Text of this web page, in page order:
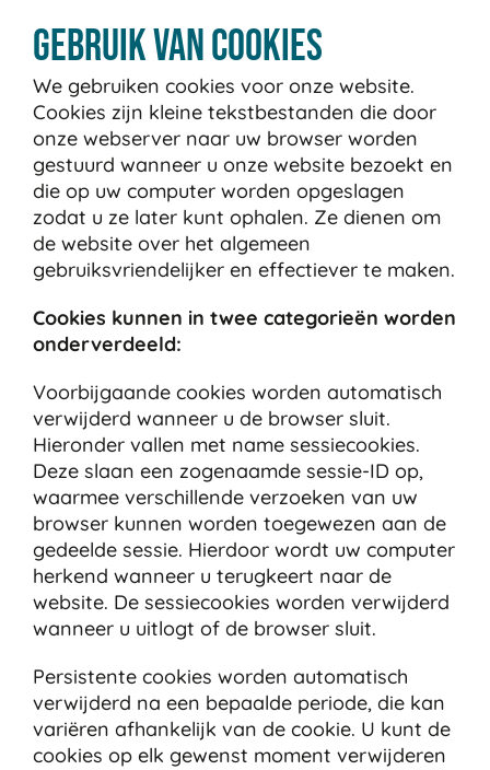
Gebruik van cookies
We gebruiken cookies voor onze website.
Cookies zijn kleine tekstbestanden die door
onze webserver naar uw browser worden
gestuurd wanneer u onze website bezoekt en
die op uw computer worden opgeslagen
zodat u ze later kunt ophalen. Ze dienen om
de website over het algemeen
gebruiksvriendelijker en effectiever te maken.
Cookies kunnen in twee categorieën worden
onderverdeeld:
Voorbijgaande cookies worden automatisch
verwijderd wanneer u de browser sluit.
Hieronder vallen met name sessiecookies.
Deze slaan een zogenaamde sessie-ID op,
waarmee verschillende verzoeken van uw
browser kunnen worden toegewezen aan de
gedeelde sessie. Hierdoor wordt uw computer
herkend wanneer u terugkeert naar de
website. De sessiecookies worden verwijderd
wanneer u uitlogt of de browser sluit.
Persistente cookies worden automatisch
verwijderd na een bepaalde periode, die kan
variëren afhankelijk van de cookie. U kunt de
cookies op elk gewenst moment verwijderen